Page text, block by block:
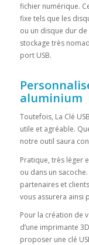
fichier numérique.
fixe tels que les
ou un disque dur de
stockage très
port USB.
aluminium
Toutefois, La Clé
utile et agréable.
notre outil saura
Pratique, très léger
ou dans un
partenaires et
vous assurera ainsi
Pour la création de
d’une imprimante
proposer une clé